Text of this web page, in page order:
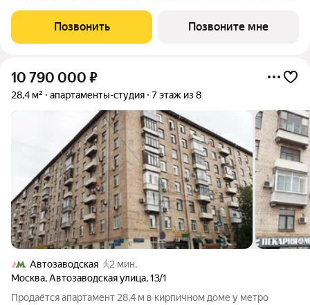
на 5 этаже в секции 1.3. В лоте 2 панорамных окна в пол с
видами на внутренний
Позвонить Позвоните мне
10 790 000 ₽
28,4 м² апартаменты-студия 7 этаж из 8
Автозаводская
2 мин.
Москва,Автозаводская улица,13/1
Продаётся апартамент 28,4 м в кирпичном доме у метро